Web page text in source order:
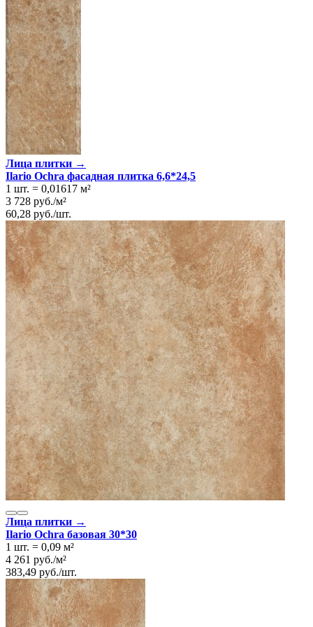
Лица плитки →
Ilario Ochra фасадная плитка 6,6*24,5
1 шт. = 0,01617 м²
3 728 руб./м²
60,28 руб./шт.
Лица плитки →
Ilario Ochra базовая 30*30
1 шт. = 0,09 м²
4 261 руб./м²
383,49 руб./шт.